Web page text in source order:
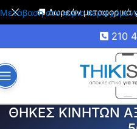
Μετάβαση στο κύριο
🚚 Δωρεάν μεταφορικά
210
ΘΗΚΕΣ ΚΙΝΗΤΩΝ